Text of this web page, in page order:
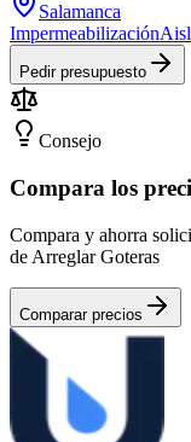
Salamanca
Impermeabilización
Pedir presupuesto
Consejo
Compara los
Compara y ahorra
de Arreglar Goteras
Comparar precios